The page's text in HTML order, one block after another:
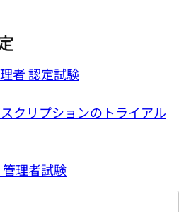
者 認定試験
クリプションのトライアル
理者試験